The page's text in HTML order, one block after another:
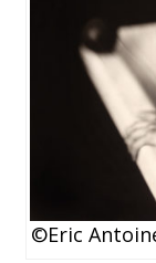
©Eric